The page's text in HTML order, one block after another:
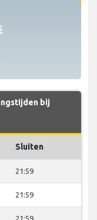
bij
Sluiten
21:59
21:59
21:59